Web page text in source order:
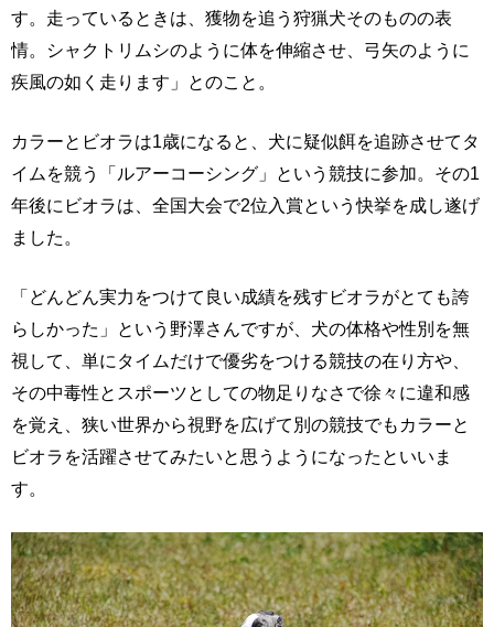
す。走っているときは、獲物を追う狩猟犬そのものの表
情。シャクトリムシのように体を伸縮させ、弓矢のように
疾風の如く走ります」とのこと。
カラーとビオラは1歳になると、犬に疑似餌を追跡させてタ
イムを競う「ルアーコーシング」という競技に参加。その1
年後にビオラは、全国大会で2位入賞という快挙を成し遂げ
ました。
「どんどん実力をつけて良い成績を残すビオラがとても誇
らしかった」という野澤さんですが、犬の体格や性別を無
視して、単にタイムだけで優劣をつける競技の在り方や、
その中毒性とスポーツとしての物足りなさで徐々に違和感
を覚え、狭い世界から視野を広げて別の競技でもカラーと
ビオラを活躍させてみたいと思うようになったといいま
す。